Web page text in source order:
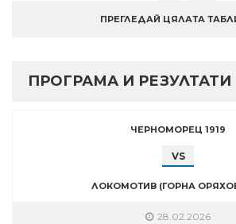
ПРЕГЛЕДАЙ ЦЯЛАТА
ПРОГРАМА И РЕЗУЛТАТИ
ЧЕРНОМОРЕЦ 1919
VS
ЛОКОМОТИВ (ГОРНА
28.02.2026